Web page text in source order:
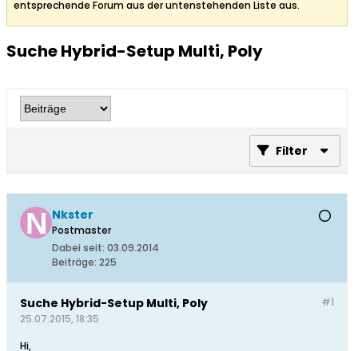
entsprechende Forum aus der untenstehenden Liste aus.
Suche Hybrid-Setup Multi, Poly
Filter
Nkster
Postmaster
Dabei seit: 03.09.2014
Beiträge: 225
#1
Suche Hybrid-Setup Multi, Poly
25.07.2015, 18:35
Hi,